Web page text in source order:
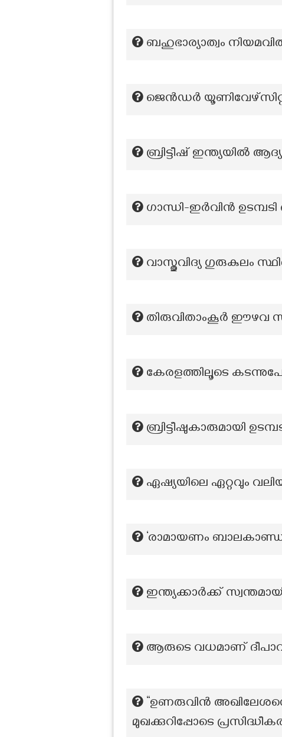
ബഹുഭാര്യാത്വം
ജെൻഡർ
ബ്രിട്ടീഷ് ഇന്ത്യയിൽ
ഗാന്ധി-ഇർവിൻ ഉടമ്പടി
വാസ്തുവിദ്യ ഗുരുകുലം
തിരുവിതാംകൂർ ഈഴവ
കേരളത്തിലൂടെ
ബ്രിട്ടീഷുകാരുമായി
ഏഷ്യയിലെ ഏറ്റവും
‘രാമായണം
ഇന്ത്യക്കാർക്ക്
ആരുടെ വധമാണ്
“ഉണരുവിൻ
മുഖക്കുറിപ്പോടെ